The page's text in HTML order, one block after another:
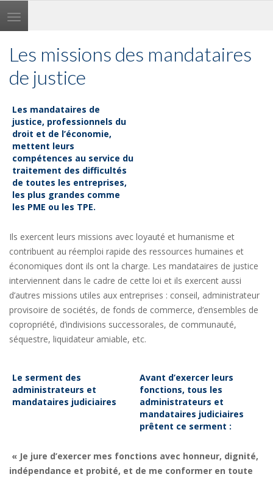
Toggle
navigation
Les missions des mandataires
de justice
Les mandataires de
justice, professionnels du
droit et de l’économie,
mettent leurs
compétences au service du
traitement des difficultés
de toutes les entreprises,
les plus grandes comme
les PME ou les TPE.
Ils exercent leurs missions avec loyauté et humanisme et
contribuent au réemploi rapide des ressources humaines et
économiques dont ils ont la charge. Les mandataires de justice
interviennent dans le cadre de cette loi et ils exercent aussi
d’autres missions utiles aux entreprises : conseil, administrateur
provisoire de sociétés, de fonds de commerce, d’ensembles de
copropriété, d’indivisions successorales, de communauté,
séquestre, liquidateur amiable, etc.
Le serment des
administrateurs et
mandataires judiciaires
Avant d’exercer leurs
fonctions, tous les
administrateurs et
mandataires judiciaires
prêtent ce serment :
« Je jure d’exercer mes fonctions avec honneur, dignité,
indépendance et probité, et de me conformer en toute